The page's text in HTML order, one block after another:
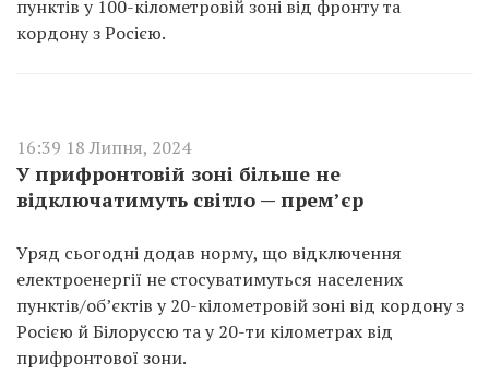
пунктів у 100-кілометровій зоні від фронту та
кордону з Росією.
16:39 18 Липня, 2024
У прифронтовій зоні більше не
відключатимуть світло — прем’єр
Уряд сьогодні додав норму, що відключення
електроенергії не стосуватимуться населених
пунктів/об’єктів у 20-кілометровій зоні від кордону з
Росією й Білоруссю та у 20-ти кілометрах від
прифронтової зони.